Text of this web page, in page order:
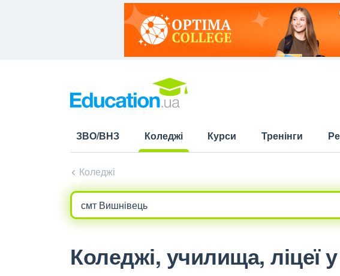
ЗВО/ВНЗ
Коледжі
Курси Тренінги
Коледжі
Коледжі, училища, ліцеї